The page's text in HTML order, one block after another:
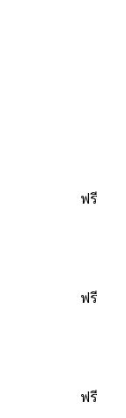
ฟรี
ฟรี
ฟรี